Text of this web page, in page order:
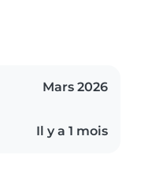
Mars 2026
Il y a 1 mois